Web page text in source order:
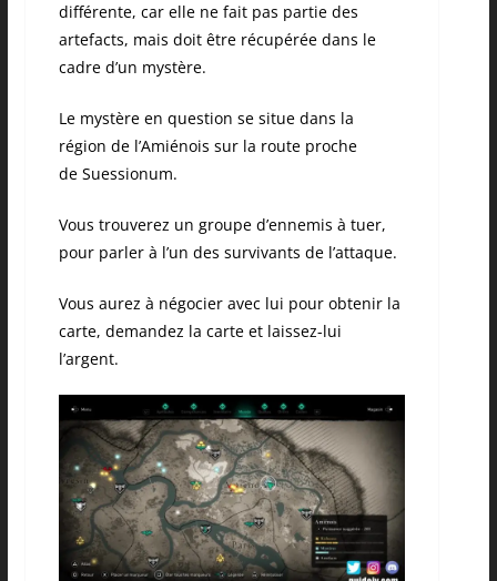
différente, car elle ne fait pas partie des
artefacts, mais doit être récupérée dans le
cadre d’un mystère.
Le mystère en question se situe dans la
région de l’Amiénois sur la route proche
de Suessionum.
Vous trouverez un groupe d’ennemis à tuer,
pour parler à l’un des survivants de l’attaque.
Vous aurez à négocier avec lui pour obtenir la
carte, demandez la carte et laissez-lui
l’argent.